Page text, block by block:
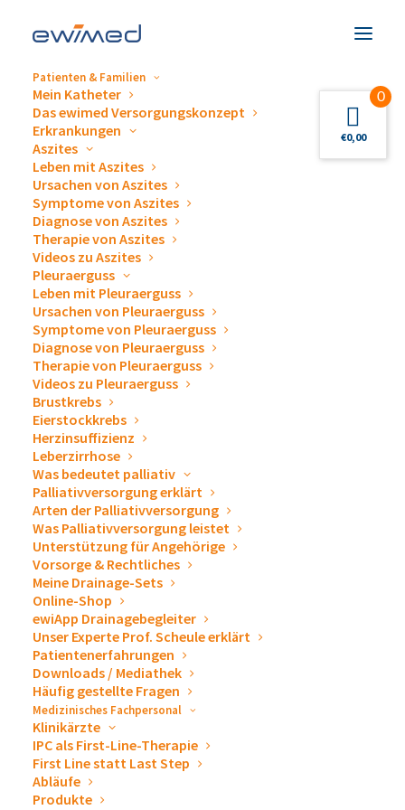
Patienten & Familien
Mein Katheter
Das ewimed Versorgungskonzept
Erkrankungen
Aszites
Leben mit Aszites
Ursachen von Aszites
Symptome von Aszites
Diagnose von Aszites
Therapie von Aszites
Videos zu Aszites
Pleuraerguss
Leben mit Pleuraerguss
Ursachen von Pleuraerguss
Symptome von Pleuraerguss
Diagnose von Pleuraerguss
Therapie von Pleuraerguss
Videos zu Pleuraerguss
Brustkrebs
Eierstockkrebs
Herzinsuffizienz
Leberzirrhose
Was bedeutet palliativ
Palliativversorgung erklärt
Arten der Palliativversorgung
Was Palliativversorgung leistet
Unterstützung für Angehörige
Vorsorge & Rechtliches
Meine Drainage-Sets
Online-Shop
ewiApp Drainagebegleiter
Unser Experte Prof. Scheule erklärt
Patientenerfahrungen
Downloads / Mediathek
Häufig gestellte Fragen
Medizinisches Fachpersonal
Klinikärzte
IPC als First-Line-Therapie
First Line statt Last Step
Abläufe
Produkte
Weihnachtsfeier 2025:
Après-Ski, der Winter kann
kommen!
Es gibt Abende, an denen
alles einfach passt
Eine Stunde vor Beginn unserer Weihnachtsfeier
prasselte noch Regen aufs Gelände, aber pünktlich um
18 Uhr begann es, in dichten Schneeflocken zu
schneien. Perfektes Timing für unsere
die sich innerhalb weniger Minuten in eine kleine
Winterwelt verwandelte.
Gefeiert haben wir direkt vor unserem
0
€0,00